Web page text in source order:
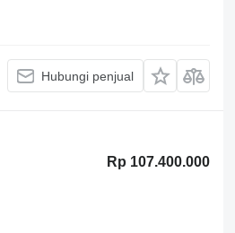
Hubungi penjual
Rp 107.400.000